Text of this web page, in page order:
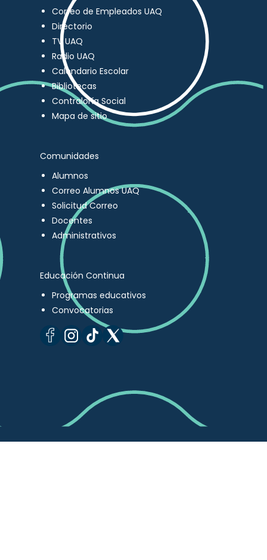
Correo de Empleados UAQ
Directorio
TV UAQ
Radio UAQ
Calendario Escolar
Bibliotecas
Contraloría Social
Mapa de sitio
Comunidades
Alumnos
Correo Alumnos UAQ
Solicitud Correo
Docentes
Administrativos
Educación Continua
Programas educativos
Convocatorias